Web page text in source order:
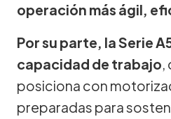
operación más ágil,
Por su parte, la Serie
capacidad de trabajo,
posiciona con
preparadas para